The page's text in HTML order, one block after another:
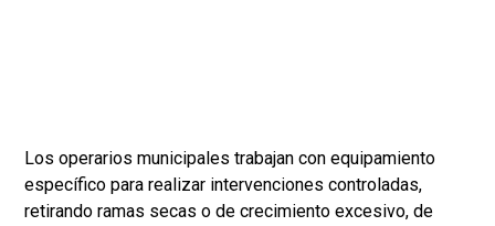
Los operarios municipales trabajan con equipamiento
específico para realizar intervenciones controladas,
retirando ramas secas o de crecimiento excesivo, de